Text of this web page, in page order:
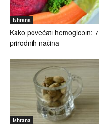
Ishrana
Kako povećati hemoglobin: 7
prirodnih načina
Ishrana